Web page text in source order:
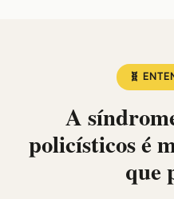
🧬
A
policísticos é
que